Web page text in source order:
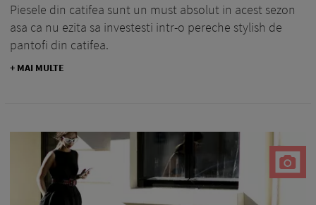
Piesele din catifea sunt un must absolut in acest sezon
asa ca nu ezita sa investesti intr-o pereche stylish de
pantofi din catifea.
+ MAI MULTE